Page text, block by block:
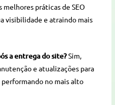
melhores práticas de SEO
visibilidade e atraindo mais
a entrega do site?Sim,
e atualizações para
no mais alto